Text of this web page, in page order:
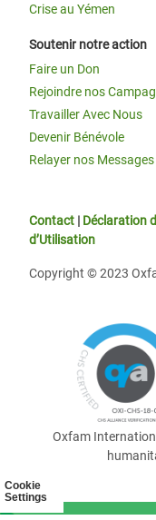
Cookie
Settings
Crise au Yémen
Soutenir notre action
Faire un Don
Rejoindre nos
Travailler Avec Nous
Devenir Bénévole
Relayer nos Messages
Contact | Déclaration
d’Utilisation
Copyright © 2023
Oxfam